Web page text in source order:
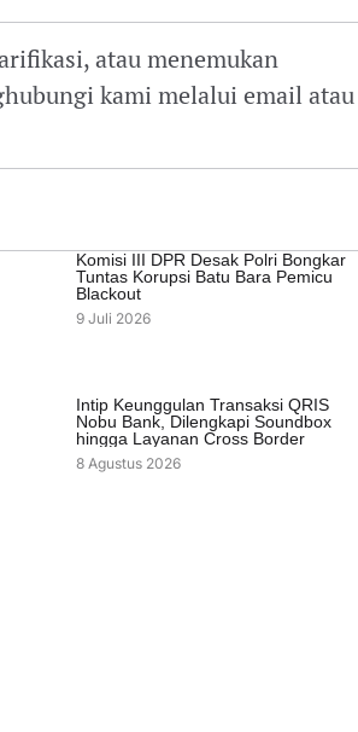
atau menemukan
kami melalui email atau
Komisi III DPR Desak Polri Bongkar
Tuntas Korupsi Batu Bara Pemicu
Blackout
9 Juli 2026
Intip Keunggulan Transaksi QRIS
Nobu Bank, Dilengkapi Soundbox
hingga Layanan Cross Border
8 Agustus 2026